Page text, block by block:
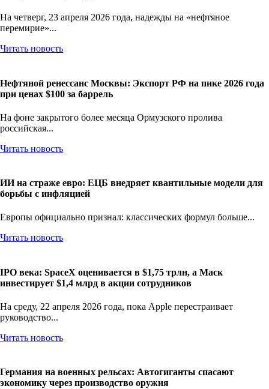
На четверг, 23 апреля 2026 года, надежды на «нефтяное
перемирие»...
Читать новость
Нефтяной ренессанс Москвы: Экспорт РФ на пике 2026 года
при ценах $100 за баррель
На фоне закрытого более месяца Ормузского пролива
российская...
Читать новость
ИИ на страже евро: ЕЦБ внедряет квантильные модели для
борьбы с инфляцией
Европы официально признал: классических формул больше...
Читать новость
IPO века: SpaceX оценивается в $1,75 трлн, а Маск
инвестирует $1,4 млрд в акции сотрудников
На среду, 22 апреля 2026 года, пока Apple перестраивает
руководство...
Читать новость
Германия на военных рельсах: Автогиганты спасают
экономику через производство оружия